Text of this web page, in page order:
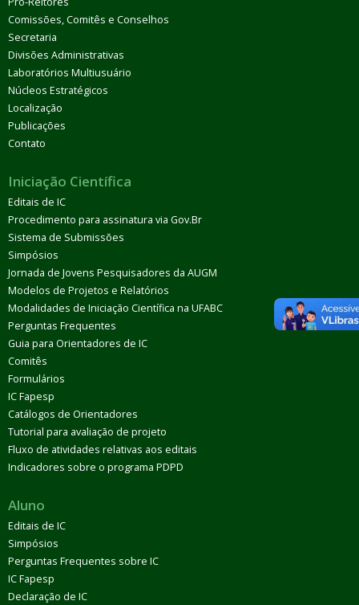
Comissões, Comitês e Conselhos
Secretaria
Divisões Administrativas
Laboratórios Multiusuário
Núcleos Estratégicos
Localização
Publicações
Contato
Iniciação Científica
Editais de IC
Procedimento para assinatura via Gov.Br
Sistema de Submissões
Simpósios
Jornada de Jovens Pesquisadores da AUGM
Modelos de Projetos e Relatórios
Modalidades de Iniciação Científica na UFABC
Perguntas Frequentes
Guia para Orientadores de IC
Comitês
Formulários
IC Fapesp
Catálogos de Orientadores
Tutorial para avaliação de projeto
Fluxo de atividades relativas aos editais
Indicadores sobre o programa PDPD
Aluno
Editais de IC
Simpósios
Perguntas Frequentes sobre IC
IC Fapesp
Declaração de IC